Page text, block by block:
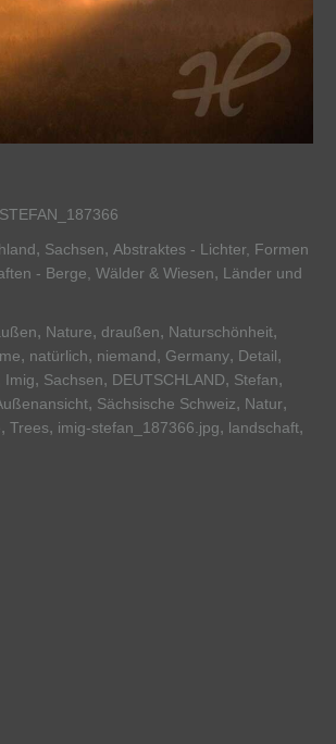
, Sachsen, Abstraktes - Lichter, Formen
- Berge, Wälder & Wiesen, Länder und
, Nature, draußen, Naturschönheit,
, natürlich, niemand, Germany, Detail,
Imig, Sachsen, DEUTSCHLAND, Stefan,
, Sächsische Schweiz, Natur,
, Trees, imig-stefan_187366.jpg, landschaft,